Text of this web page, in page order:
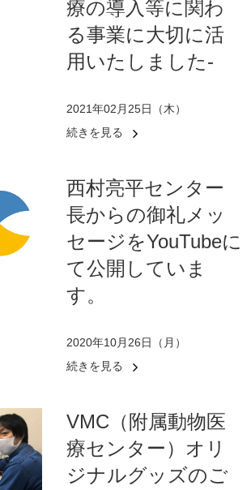
療の導入等に関わ
る事業に大切に活
用いたしました-
2021年02月25日（木）
続きを見る
西村亮平センター
長からの御礼メッ
セージをYouTubeに
て公開していま
す。
2020年10月26日（月）
続きを見る
VMC（附属動物医
療センター）オリ
ジナルグッズのご